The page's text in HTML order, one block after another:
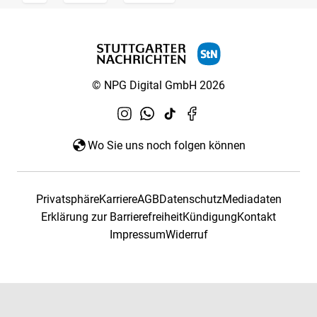
© NPG Digital GmbH 2026
Wo Sie uns noch folgen können
PrivatsphäreKarriereAGBDatenschutzMediadaten
Erklärung zur BarrierefreiheitKündigungKontakt
ImpressumWiderruf